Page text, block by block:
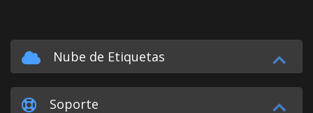
Nube de Etiquetas
Soporte